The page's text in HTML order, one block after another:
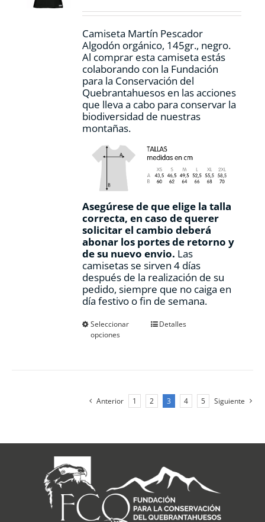
la
de
producto
Camiseta Martín Pescador
Algodón orgánico, 145gr., negro.
Al comprar esta camiseta estás
colaborando con la Fundación
para la Conservación del
Quebrantahuesos en las acciones
que lleva a cabo para conservar la
biodiversidad de nuestras
montañas.
Asegúrese de que elige la talla
correcta, en caso de querer
solicitar el cambio deberá
abonar los portes de retorno y
de su nuevo envio. Las
camisetas se sirven 4 días
después de la realización de su
pedido, siempre que no caiga en
día festivo o fin de semana.
Seleccionar
opciones
Este
opciones
se
en
página
de
producto
Detalles
Anterior 1 2 3 4 5 Siguiente